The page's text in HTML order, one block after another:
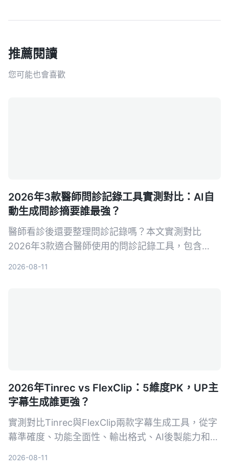
推薦閱讀
您可能也會喜歡
2026年3款醫師問診記錄工具實測對比：AI自
動生成問診摘要誰最強？
醫師看診後還要整理問診記錄嗎？本文實測對比
2026年3款適合醫師使用的問診記錄工具，包含
2026-08-11
2026年Tinrec vs FlexClip：5維度PK，UP主
字幕生成誰更強？
實測對比Tinrec與FlexClip兩款字幕生成工具，從字
幕準確度、功能全面性、輸出格式、AI後製能力和跨
2026-08-11